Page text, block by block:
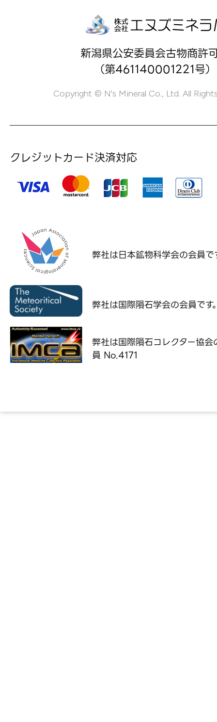
新潟県公安委員会古物商許
（第461140001221号）
Copyright © N's Mineral Co., Ltd. All
クレジットカード決済対応
弊社は日本鉱物科学会の会員で
弊社は国際隕石学会の会員です
弊社は国際隕石コレクター協会
員 No.4171